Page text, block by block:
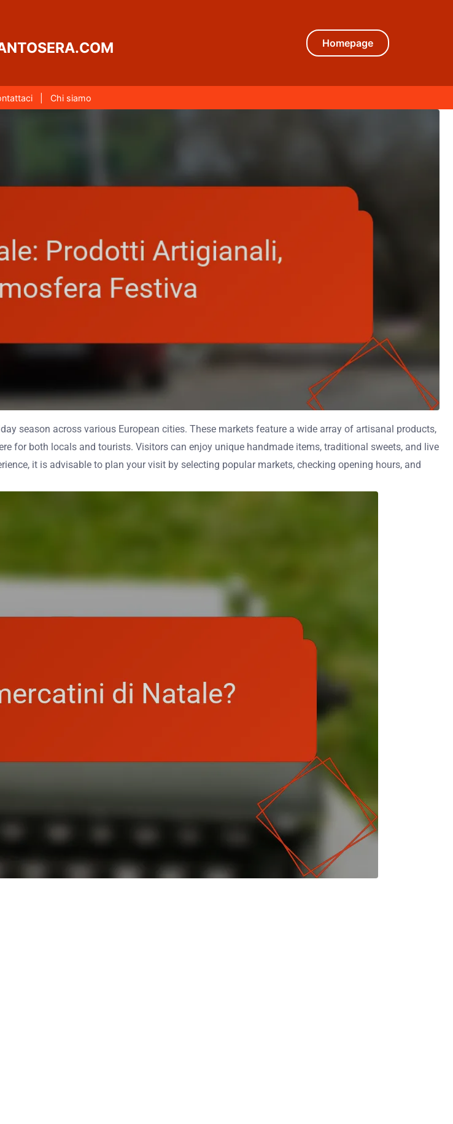
Homepage
Chi siamo
season across various European cities. These markets feature a wide array of artisanal products,
for both locals and tourists. Visitors can enjoy unique handmade items, traditional sweets, and live
it is advisable to plan your visit by selecting popular markets, checking opening hours, and